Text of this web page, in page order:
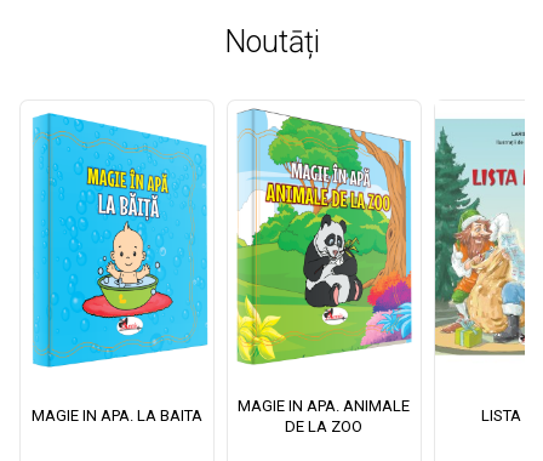
Noutāți
MAGIE IN APA. LA BAITA
MAGIE IN APA. ANIMALE
DE LA ZOO
LISTA